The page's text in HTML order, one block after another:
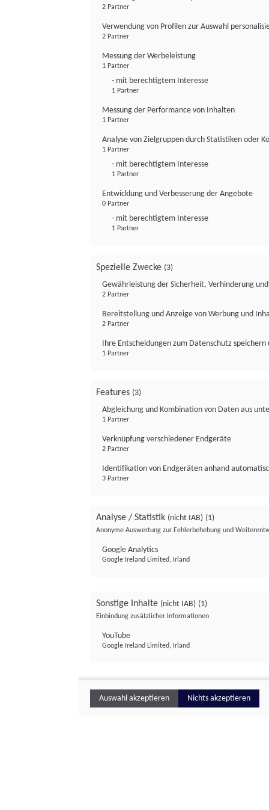
2 Partner
Verwendung von Profilen zur Auswahl
2 Partner
Messung der Werbeleistung
1 Partner
- mit berechtigtem Interesse
1 Partner
Messung der Performance von Inhalten
1 Partner
Analyse von Zielgruppen durch Statistiken oder
1 Partner
- mit berechtigtem Interesse
1 Partner
Entwicklung und Verbesserung der Angebote
0 Partner
- mit berechtigtem Interesse
1 Partner
Spezielle Zwecke (3)
Gewährleistung der Sicherheit, Verhinderung
2 Partner
Bereitstellung und Anzeige von Werbung und
2 Partner
Ihre Entscheidungen zum Datenschutz
1 Partner
Features (3)
Abgleichung und Kombination von Daten aus
1 Partner
Verknüpfung verschiedener Endgeräte
2 Partner
Identifikation von Endgeräten anhand
3 Partner
Analyse / Statistik (nicht IAB) (1)
Anonyme Auswertung zur Fehlerbehebung und
Google Analytics
Google Ireland Limited, Irland
Sonstige Inhalte (nicht IAB) (1)
Einbindung zusätzlicher Informationen
YouTube
Google Ireland Limited, Irland
Auswahl akzeptieren Nichts akzeptieren